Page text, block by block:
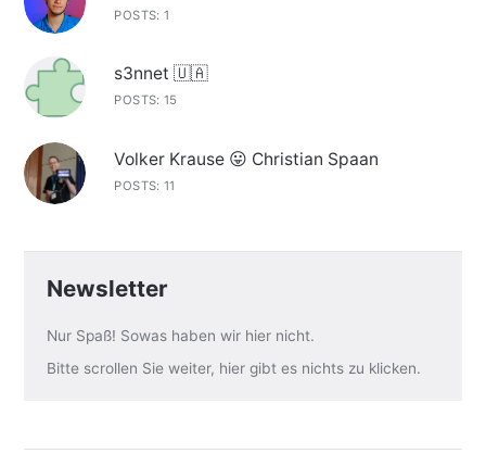
POSTS: 1
s3nnet 🇺🇦
POSTS: 15
Volker Krause 😛 Christian Spaan
POSTS: 11
Newsletter
Nur Spaß! Sowas haben wir hier nicht.
Bitte scrollen Sie weiter, hier gibt es nichts zu klicken.